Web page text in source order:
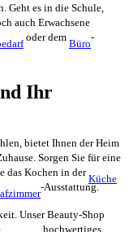
Geht es in die Schule,
auch Erwachsene
oder dem
Büro
-
Ihr
bietet Ihnen der Heim
Sorgen Sie für eine
das Kochen in der
Küche
-Ausstattung.
Unser Beauty-Shop
hochwertiges